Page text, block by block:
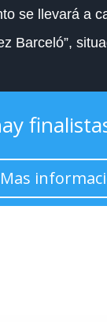
se llevará a
Barceló”,
Mas